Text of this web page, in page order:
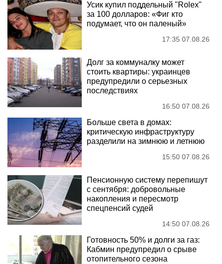
Усик купил поддельный "Rolex"
за 100 долларов: «Фиг кто
подумает, что он паленый»
17:35 07.08.26
Долг за коммуналку может
стоить квартиры: украинцев
предупредили о серьезных
последствиях
16:50 07.08.26
Больше света в домах:
критическую инфраструктуру
разделили на зимнюю и летнюю
15:50 07.08.26
Пенсионную систему перепишут
с сентября: добровольные
накопления и пересмотр
спецпенсий судей
14:50 07.08.26
Готовность 50% и долги за газ:
Кабмин предупредил о срыве
отопительного сезона